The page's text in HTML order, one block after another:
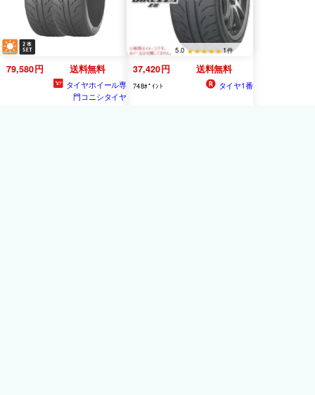
79,580円 送料無料
タイヤホイール専
門コニシタイヤ
37,420円 送料無料
748ﾎﾟｲﾝﾄ タイヤ1番
5.0 1件